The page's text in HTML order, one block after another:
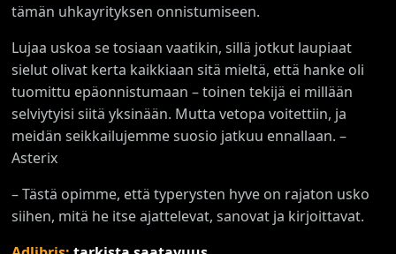
tämän uhkayrityksen onnistumiseen.
Lujaa uskoa se tosiaan vaatikin, sillä jotkut laupiaat
sielut olivat kerta kaikkiaan sitä mieltä, että hanke oli
tuomittu epäonnistumaan – toinen tekijä ei millään
selviytyisi siitä yksinään. Mutta vetopa voitettiin, ja
meidän seikkailujemme suosio jatkuu ennallaan. –
Asterix
– Tästä opimme, että typerysten hyve on rajaton usko
siihen, mitä he itse ajattelevat, sanovat ja kirjoittavat.